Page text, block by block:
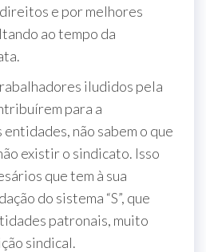
e por melhores
ao tempo da
iludidos pela
para a
entidades, não sabem o que
existir o sindicato. Isso
que tem à sua
do sistema “S”, que
patronais, muito
sindical.